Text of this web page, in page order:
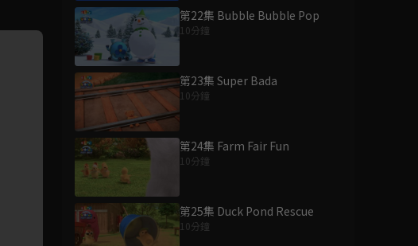
第22集 Bubble Bubble Pop
10分鐘
第23集 Super Bada
10分鐘
第24集 Farm Fair Fun
10分鐘
第25集 Duck Pond Rescue
10分鐘